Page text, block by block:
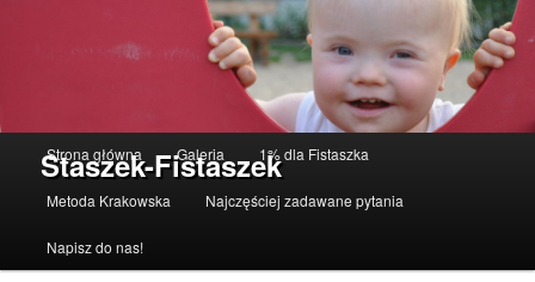
Staszek-Fistaszek
Przeskocz do tekstu
Przeskocz do widgetów
Strona główna Galeria 1% dla Fistaszka
Metoda Krakowska Najczęściej zadawane pytania
Napisz do nas!